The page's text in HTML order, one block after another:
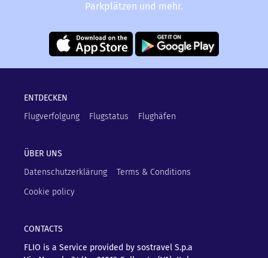
Parkplätzen und mehr.
ENTDECKEN
Flugverfolgung
Flugstatus Flughäfen
ÜBER UNS
Datenschutzerklärung
Terms & Conditions
Cookie policy
CONTACTS
FLIO is a Service provided by sostravel S.p.a